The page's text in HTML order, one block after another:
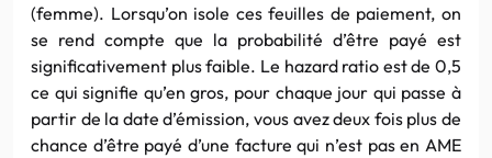
(femme). Lorsqu’on isole ces feuilles de paiement, on
se rend compte que la probabilité d’être payé est
significativement plus faible. Le hazard ratio est de 0,5
ce qui signifie qu’en gros, pour chaque jour qui passe à
partir de la date d’émission, vous avez deux fois plus de
chance d’être payé d’une facture qui n’est pas en AME